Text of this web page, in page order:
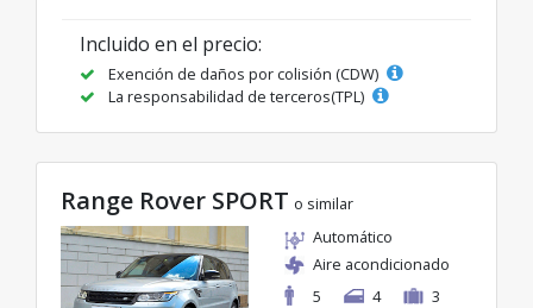
Incluido en el precio:
Exención de daños por colisión (CDW)
La responsabilidad de terceros(TPL)
Range Rover SPORT o similar
Automático
Aire acondicionado
5
4 3